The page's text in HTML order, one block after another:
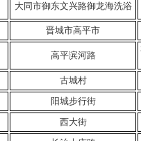
大同市御东文兴路御龙海洗浴
晋城市高平市
高平滨河路
古城村
阳城步行街
西大街